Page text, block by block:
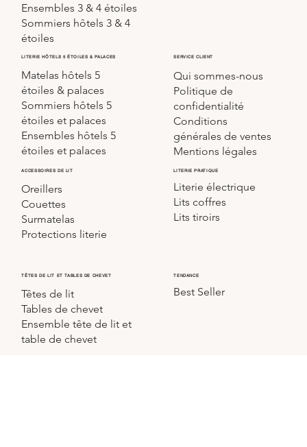
Sommiers hôtels 3 & 4
étoiles
Ensembles 3 & 4 étoiles
LITERIE HÔTELS 5 ÉTOILES & PALACES
Matelas hôtels 5
étoiles & palaces
Sommiers hôtels 5
étoiles et palaces
Ensembles hôtels 5
étoiles et palaces
ACCESSOIRES DE LIT
Oreillers
Couettes
Surmatelas
Protections literie
TÊTES DE LIT ET TABLES DE CHEVET
Têtes de lit
Tables de chevet
Ensemble tête de lit et
table de chevet
LITERIE PRATIQUE
Literie électrique
Lits coffres
Lits tiroirs
TENDANCE
Best Seller
SERVICE CLIENT
Qui sommes-nous
Politique de
confidentialité
Conditions
générales de ventes
Mentions légales